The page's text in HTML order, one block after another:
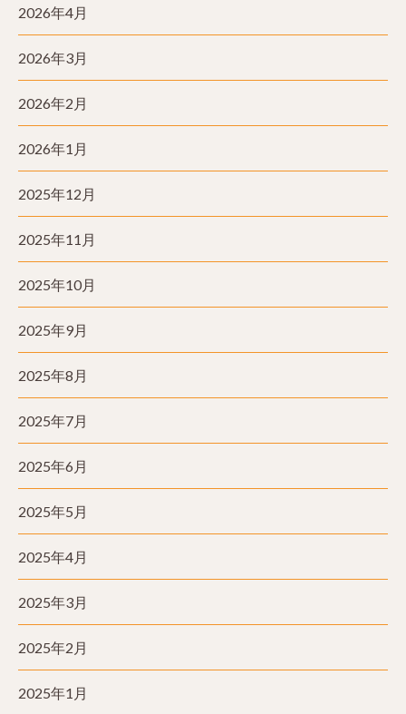
2026年4月
2026年3月
2026年2月
2026年1月
2025年12月
2025年11月
2025年10月
2025年9月
2025年8月
2025年7月
2025年6月
2025年5月
2025年4月
2025年3月
2025年2月
2025年1月